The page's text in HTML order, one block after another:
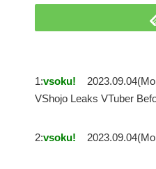
1:vsoku!
VShojo Leaks VTuber
2:vsoku!